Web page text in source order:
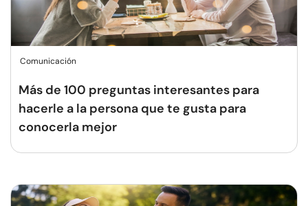
Comunicación
Más de 100 preguntas interesantes para
hacerle a la persona que te gusta para
conocerla mejor